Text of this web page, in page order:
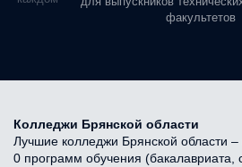
факультетов
Колледжи Брянской области
Лучшие колледжи Брянской области
0 программ обучения (бакалавриата,